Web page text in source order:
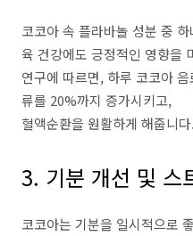
코코아 속 플라바놀 성분 중
육 건강에도 긍정적인 영향을
연구에 따르면, 하루 코코아
류를 20%까지 증가시키고,
혈액순환을 원활하게 해줍니다.
3. 기분 개선 및 스
코코아는 기분을 일시적으로